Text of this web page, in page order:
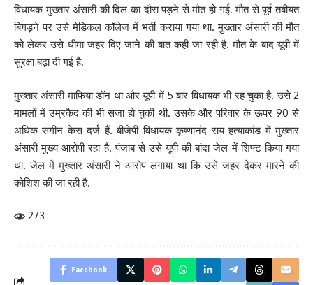
विधायक मुख्तार अंसारी की दिल का दौरा पड़ने से मौत हो गई. मौत से पूर्व तबीयत
बिगड़ने पर उसे मेडिकल कॉलेज में भर्ती कराया गया था. मुख्तार अंसारी की मौत
को लेकर उसे धीमा जहर दिए जाने की बात कही जा रही है. मौत के बाद यूपी में
सुरक्षा बढ़ा दी गई है.
मुख्तार अंसारी माफिया डॉन था और यूपी में 5 बार विधायक भी रह चुका है. उसे 2
मामलों में उम्रकैद की भी सजा हो चुकी थी. उसके और परिवार के ऊपर 90 से
अधिक संगीन केस दर्ज हैं. बीजेपी विधायक कृष्णानंद राय हत्याकांड में मुख्तार
अंसारी मुख्य आरोपी रहा है. पंजाब से उसे यूपी की बांदा जेल में शिफ्ट किया गया
था. जेल में मुख्तार अंसारी ने आरोप लगाया था कि उसे जहर देकर मारने की
कोशिश की जा रही है.
273
Facebook